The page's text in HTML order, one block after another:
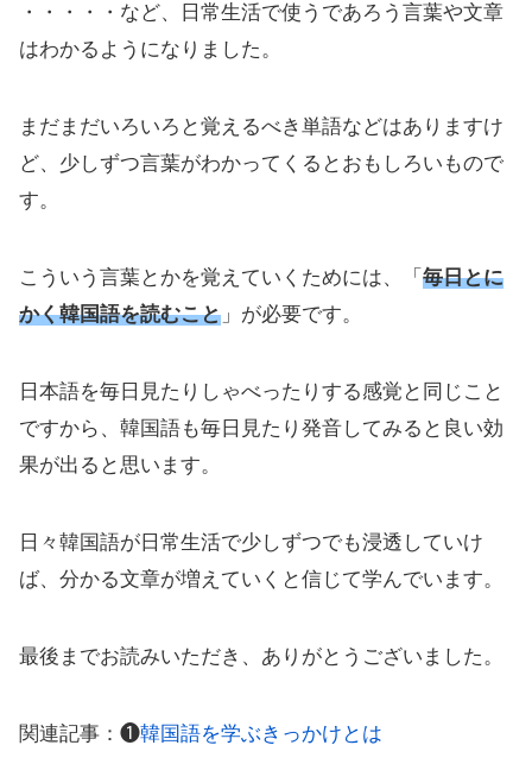
・・・・・など、日常生活で使うであろう言葉や文章
はわかるようになりました。
まだまだいろいろと覚えるべき単語などはありますけ
ど、少しずつ言葉がわかってくるとおもしろいもので
す。
こういう言葉とかを覚えていくためには、「 毎日とに
かく韓国語を読むこと 」が必要です。
日本語を毎日見たりしゃべったりする感覚と同じこと
ですから、韓国語も毎日見たり発音してみると良い効
果が出ると思います。
日々韓国語が日常生活で少しずつでも浸透していけ
ば、分かる文章が増えていくと信じて学んでいます。
最後までお読みいただき、ありがとうございました。
関連記事：❶韓国語を学ぶきっかけとは